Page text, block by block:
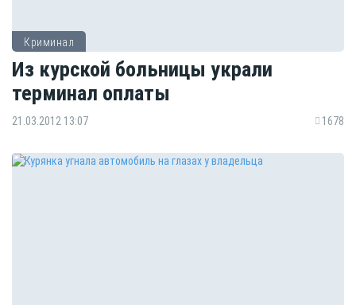
Криминал
Из курской больницы украли
терминал оплаты
21.03.2012 13:07 1678